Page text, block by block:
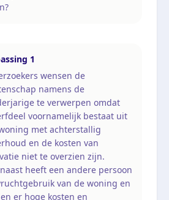
1
wensen de
namens de
te verwerpen omdat
voornamelijk bestaat uit
met achterstallig
en de kosten van
niet te overzien zijn.
heeft een andere persoon
van de woning en
er hoge kosten en